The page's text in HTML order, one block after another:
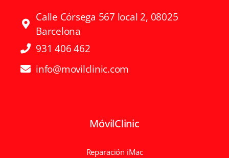
Calle Córsega 567 local 2, 08025
Barcelona
931 406 462
info@movilclinic.com
MóvilClinic
Reparación iMac